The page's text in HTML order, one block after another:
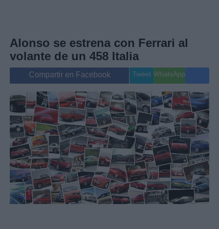
Internacional
Viajes
Gente
Musica
Alonso se estrena con Ferrari al
volante de un 458 Italia
Compartir en Facebook Tweet WhatsApp